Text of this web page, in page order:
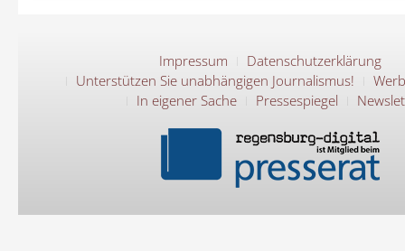
Impressum
Datenschutzerklärung
Unterstützen Sie unabhängigen Journalismus!
In eigener Sache
Pressespiegel